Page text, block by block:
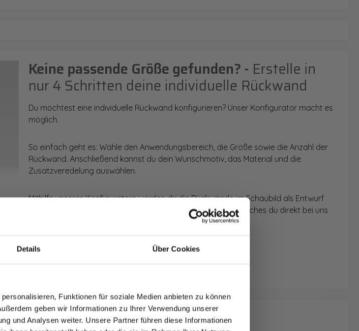
Details Über Cookies
Funktionen für soziale Medien anbieten zu können
geben wir Informationen zu Ihrer Verwendung unserer
und Analysen weiter. Unsere Partner führen diese Informationen
Keine passende Größe gefunden? - Erstelle in
nur 4 Schritten deine individuelle Rückwand
Du möchtest eine individuelle Rückwand konfigurieren? Unser Konfigurator macht es
möglich.
So einfach geht es: Wähle den Anwendungsbereich, die Größe sowie die Anzahl der
Rückwand. Anschließend kannst du dein Wunschmotiv, das Material und die
Zusatzveredelung auswählen.
Mithilfe unseres Konfigurators werden dir die Rückwände im Schaubild als Entwurf
dargestellt. Parallel erhältst du dein individuelles Angebot, welches du direkt bei uns
Zum Konfigurator
Jetzt zum Newsletter anmelden.